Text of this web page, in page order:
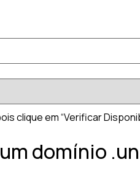
clique em “Verificar
domínio